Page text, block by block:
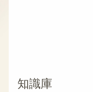
知識庫